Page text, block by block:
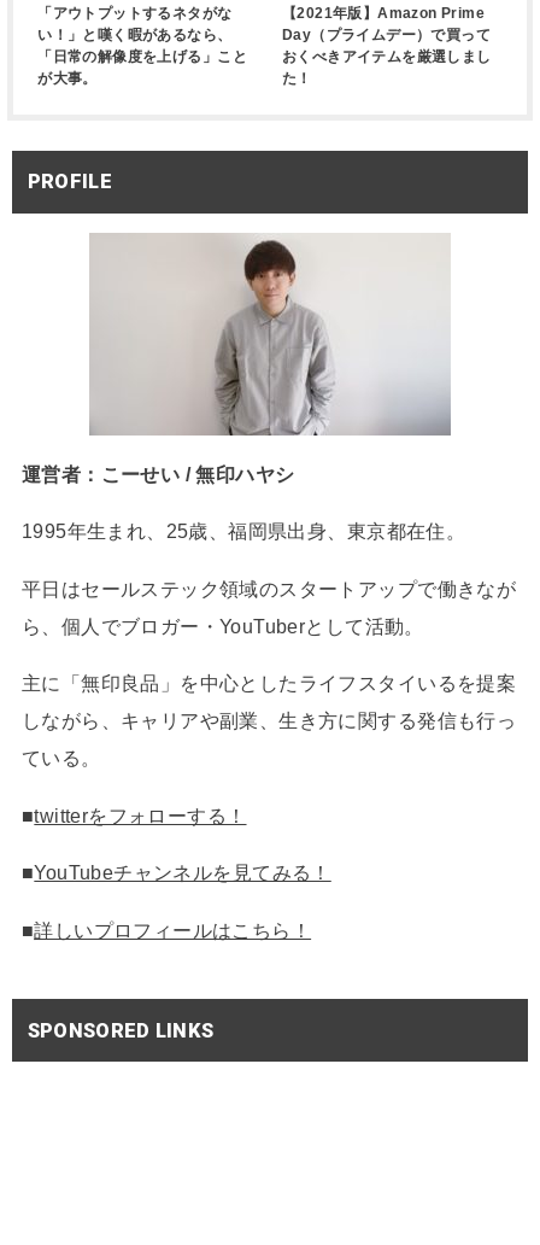
「アウトプットするネタがな
い！」と嘆く暇があるなら、
「日常の解像度を上げる」こと
が大事。
【2021年版】Amazon Prime
Day（プライムデー）で買って
おくべきアイテムを厳選しまし
た！
PROFILE
運営者：こーせい / 無印ハヤシ
1995年生まれ、25歳、福岡県出身、東京都在住。
平日はセールステック領域のスタートアップで働きなが
ら、個人でブロガー・YouTuberとして活動。
主に「無印良品」を中心としたライフスタイいるを提案
しながら、キャリアや副業、生き方に関する発信も行っ
ている。
■twitterをフォローする！
■YouTubeチャンネルを見てみる！
■詳しいプロフィールはこちら！
SPONSORED LINKS